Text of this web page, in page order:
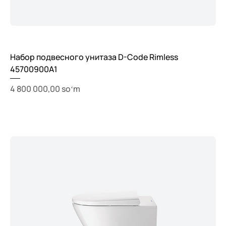
Набор подвесного унитаза D-Code Rimless
45700900A1
Price
4 800 000,00 soʻm